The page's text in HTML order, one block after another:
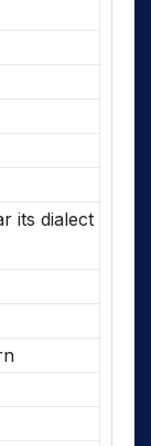
its dialect